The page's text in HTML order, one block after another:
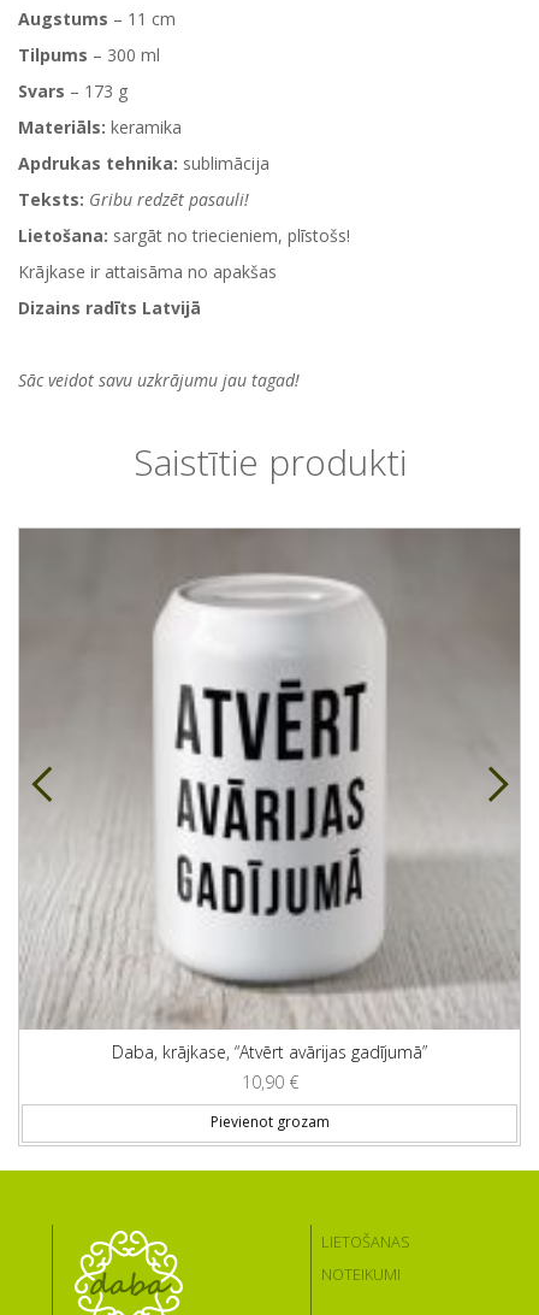
Augstums – 11 cm
Tilpums – 300 ml
Svars – 173 g
Materiāls: keramika
Apdrukas tehnika: sublimācija
Teksts: Gribu redzēt pasauli!
Lietošana: sargāt no triecieniem, plīstošs!
Krājkase ir attaisāma no apakšas
Dizains radīts Latvijā
Sāc veidot savu uzkrājumu jau tagad!
Saistītie produkti
Daba, krājkase, “Atvērt avārijas gadījumā”
10,90 €
Pievienot grozam
LIETOŠANAS
NOTEIKUMI